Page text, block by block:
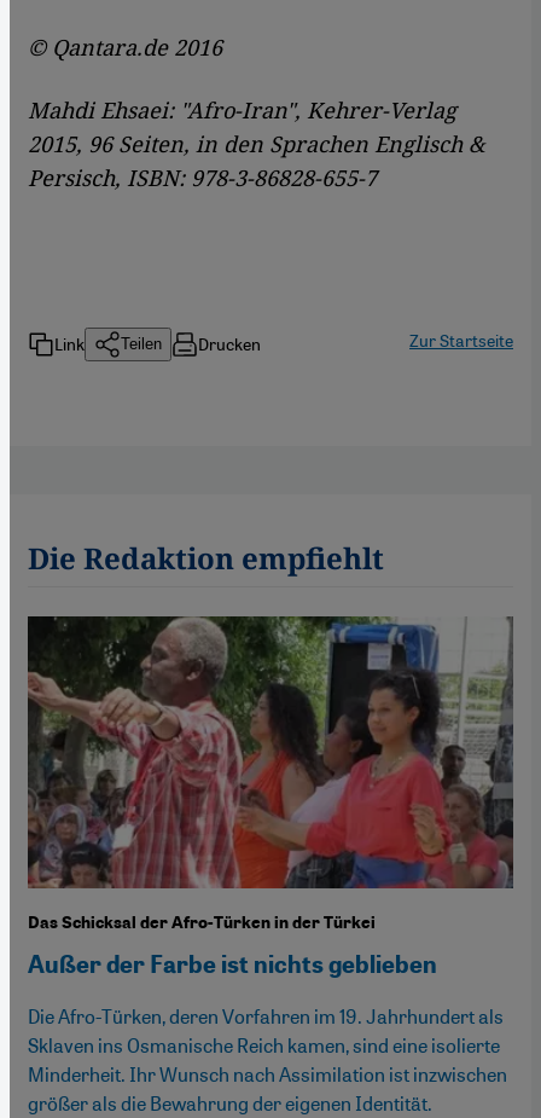
© Qantara.de 2016
Mahdi Ehsaei: "Afro-Iran", Kehrer-Verlag
2015, 96 Seiten, in den Sprachen Englisch &
Persisch, ISBN: 978-3-86828-655-7
Link Teilen Drucken Zur Startseite
Die Redaktion empfiehlt
Das Schicksal der Afro-Türken in der Türkei
Außer der Farbe ist nichts geblieben
Die Afro-Türken, deren Vorfahren im 19. Jahrhundert als
Sklaven ins Osmanische Reich kamen, sind eine isolierte
Minderheit. Ihr Wunsch nach Assimilation ist inzwischen
größer als die Bewahrung der eigenen Identität.